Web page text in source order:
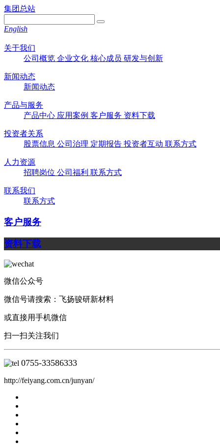
集团总站
English
关于我们
公司概览 企业文化 核心成员 研发与创新
新闻动态
新闻动态
产品与服务
产品中心 应用案例 客户服务 资料下载
投资者关系
股票信息 公司治理 定期报告 投资者互动 联系方式
人力资源
招聘岗位 公司福利 联系方式
联系我们
联系方式
客户服务
资料下载
微信公众号
微信号请搜索：飞扬骏研新材料
或直接用手机微信
扫一扫关注我们
0755-33586333
http://feiyang.com.cn/junyan/